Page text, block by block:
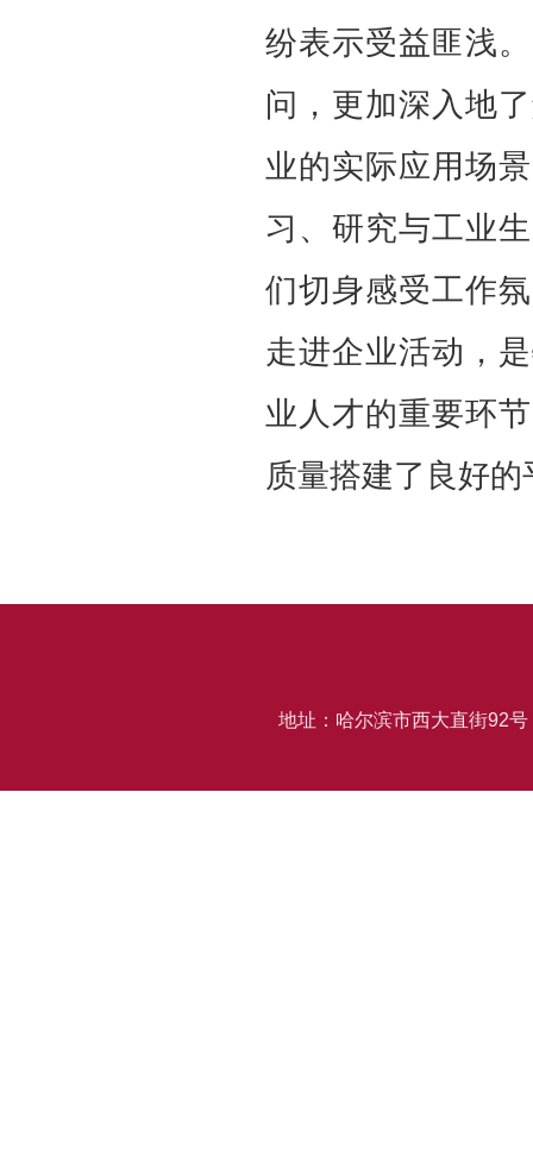
纷表示受益匪浅
问，更加深入地
业的实际应用场
习、研究与工业
们切身感受工作
走进企业活动，
业人才的重要环
质量搭建了良好的
地址：哈尔滨市西大直街92号